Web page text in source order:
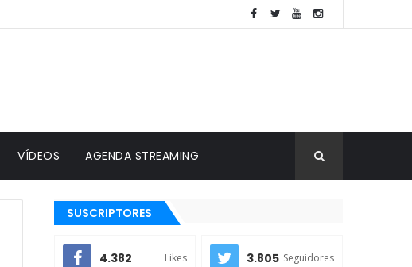
VÍDEOS AGENDA STREAMING
SUSCRIPTORES
4.382 Likes 3.805 Seguidores